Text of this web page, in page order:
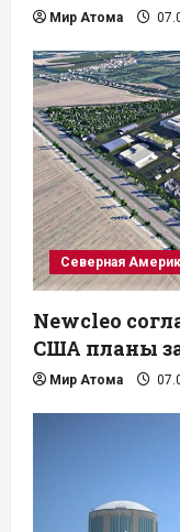
Мир Атома
Северная
Newcleo
США планы
Мир Атома